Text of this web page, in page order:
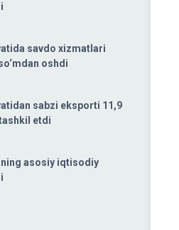
savdo xizmatlari
oshdi
sabzi eksporti 11,9
etdi
asosiy iqtisodiy